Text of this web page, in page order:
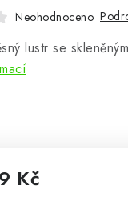
Neohodnoceno
lustr se
Kč